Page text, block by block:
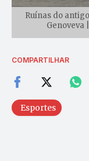
Ruínas do
Genoveva
COMPARTILHAR
Esportes